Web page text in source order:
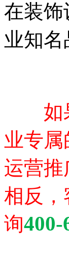
在装饰
业知名
如
业专
运营
相反，
询400-